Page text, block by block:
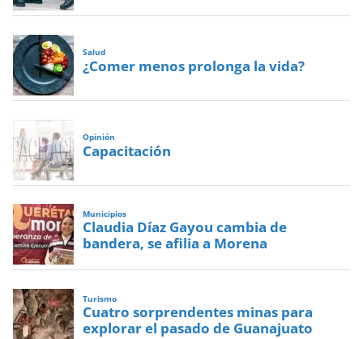
Salud
¿Comer menos prolonga la vida?
Opinión
Capacitación
Municipios
Claudia Díaz Gayou cambia de
bandera, se afilia a Morena
Turismo
Cuatro sorprendentes minas para
explorar el pasado de Guanajuato